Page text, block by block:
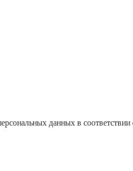
данных в соответствии